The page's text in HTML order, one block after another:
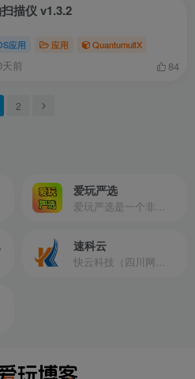
描仪 v1.3.2
应用 应用 QuantumultX
前 84
2
爱玩严选
爱玩严选是一个非常有保障且性价比极高的虚拟商城，包括但不限于苹果证书、技术指导、会员充值等多种虚拟服务！
速科云
快云科技（四川网联快云科技有限公司）成立于2021年，主营互联网业务平台服务提供商。公司专注为用户提供低价高性能云计算产品，致力于云计算应用的易用性开发，并引导云计算在国内普及